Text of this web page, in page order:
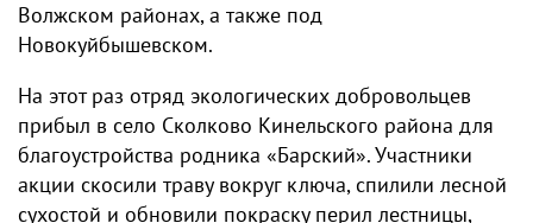
Волжском районах, а также под
Новокуйбышевском.
На этот раз отряд экологических добровольцев
прибыл в село Сколково Кинельского района для
благоустройства родника «Барский». Участники
акции скосили траву вокруг ключа, спилили лесной
сухостой и обновили покраску перил лестницы,